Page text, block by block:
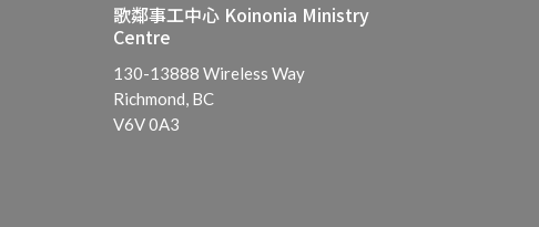
歌鄰事工中心 Koinonia Ministry
Centre
130-13888 Wireless Way
Richmond, BC
V6V 0A3